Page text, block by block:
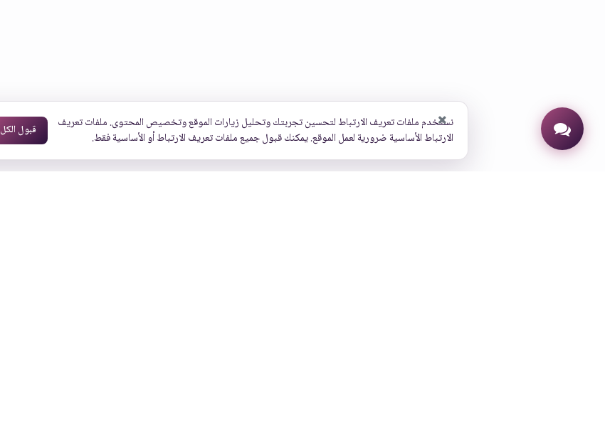
نستخدم ملفات تعريف الارتباط لتحسين تجربتك وتحليل زيارات الموقع وتخصيص المحتوى. ملفات تعريف
الارتباط الأساسية ضرورية لعمل الموقع. يمكنك قبول جميع ملفات تعريف الارتباط أو الأساسية فقط.
قبول الكل